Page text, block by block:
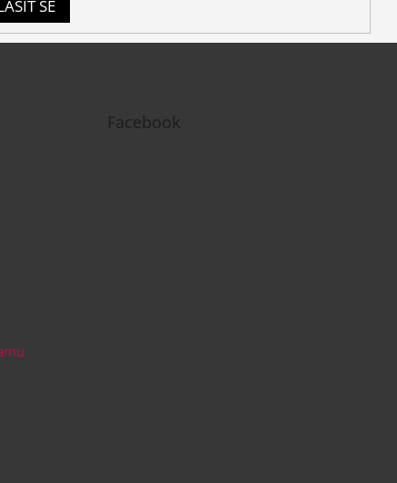
SE
Facebook